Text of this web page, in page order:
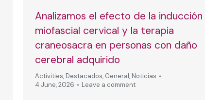
Analizamos el efecto de la inducción
miofascial cervical y la terapia
craneosacra en personas con daño
cerebral adquirido
Activities, Destacados, General, Noticias
4 June, 2026
Leave a comment